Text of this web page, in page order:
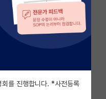
를 진행합니다. *사전등록